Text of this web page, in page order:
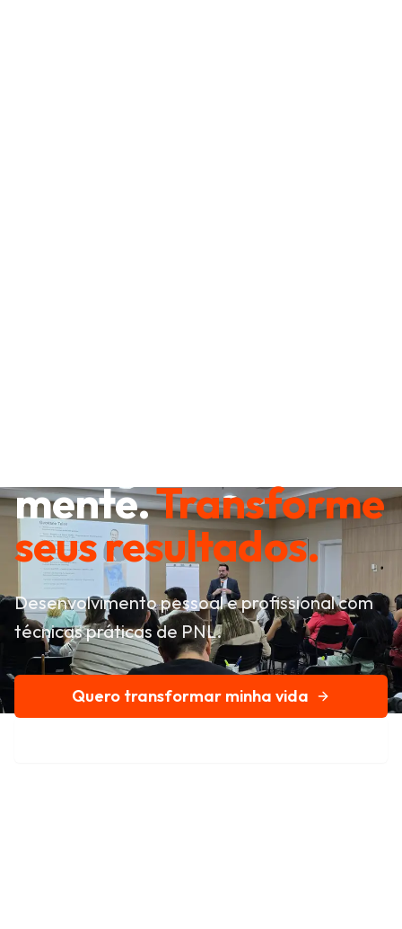
mente.Transforme
seus resultados.
Desenvolvimento pessoal e profissional com
técnicas práticas de PNL.
Quero transformar minha vida